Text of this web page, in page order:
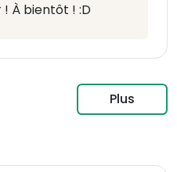
À bientôt ! :D
Plus